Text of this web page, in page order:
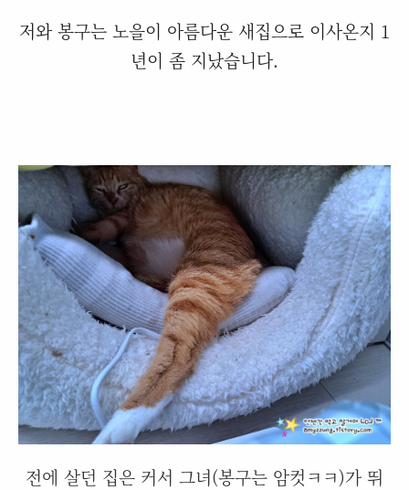
저와 봉구는 노을이 아름다운 새집으로 이사온지 1
년이 좀 지났습니다.
전에 살던 집은 커서 그녀(봉구는 암컷ㅋㅋ)가 뛰